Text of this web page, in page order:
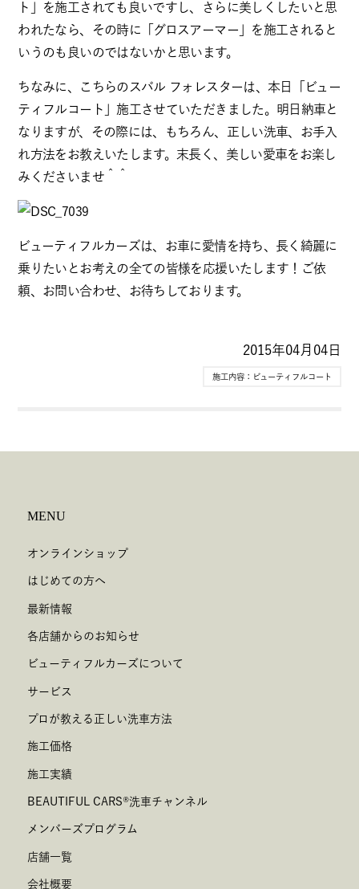
ト」を施工されても良いですし、さらに美しくしたいと思
われたなら、その時に「グロスアーマー」を施工されると
いうのも良いのではないかと思います。
ちなみに、こちらのスバル フォレスターは、本日「ビュー
ティフルコート」施工させていただきました。明日納車と
なりますが、その際には、もちろん、正しい洗車、お手入
れ方法をお教えいたします。末長く、美しい愛車をお楽し
みくださいませ＾＾
ビューティフルカーズは、お車に愛情を持ち、長く綺麗に
乗りたいとお考えの全ての皆様を応援いたします！ご依
頼、お問い合わせ、お待ちしております。
2015年04月04日
施工内容： ビューティフルコート
MENU
オンラインショップ
はじめての方へ
最新情報
各店舗からのお知らせ
ビューティフルカーズについて
サービス
プロが教える正しい洗車方法
施工価格
施工実績
BEAUTIFUL CARS®洗車チャンネル
メンバーズプログラム
店舗一覧
会社概要